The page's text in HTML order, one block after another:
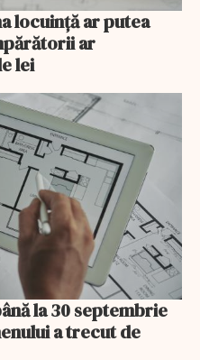
locuință ar putea
ar
lei
la 30 septembrie
a trecut de